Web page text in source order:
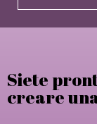
Siete
creare